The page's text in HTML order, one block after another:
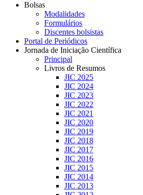
Bolsas
Modalidades
Formulários
Discentes bolsistas
Portal de Periódicos
Jornada de Iniciação Científica
Principal
Livros de Resumos
JIC 2025
JIC 2024
JIC 2023
JIC 2022
JIC 2021
JIC 2020
JIC 2019
JIC 2018
JIC 2017
JIC 2016
JIC 2015
JIC 2014
JIC 2013